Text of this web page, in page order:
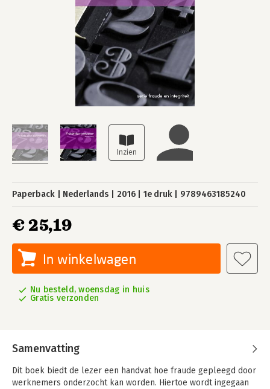
Paperback Nederlands 2016 1e druk 9789463185240
€ 25,19
In winkelwagen
Nu besteld, woensdag in huis
Gratis verzonden
Samenvatting
Dit boek biedt de lezer een handvat hoe fraude gepleegd door
werknemers onderzocht kan worden. Hiertoe wordt ingegaan